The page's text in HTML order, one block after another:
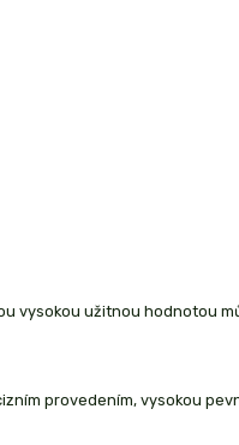
vysokou užitnou hodnotou
provedením, vysokou